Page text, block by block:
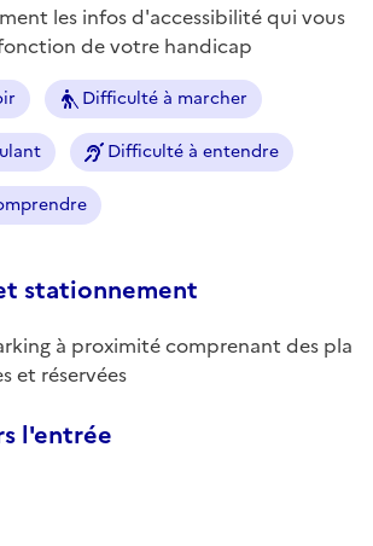
les infos d'accessibilité qui vous
de votre handicap
Difficulté à marcher
Difficulté à entendre
stationnement
à proximité comprenant des pla
et réservées
l'entrée